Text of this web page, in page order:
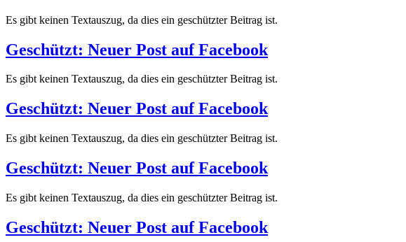
Es gibt keinen Textauszug, da dies ein geschützter Beitrag ist.
Geschützt: Neuer Post auf Facebook
Es gibt keinen Textauszug, da dies ein geschützter Beitrag ist.
Geschützt: Neuer Post auf Facebook
Es gibt keinen Textauszug, da dies ein geschützter Beitrag ist.
Geschützt: Neuer Post auf Facebook
Es gibt keinen Textauszug, da dies ein geschützter Beitrag ist.
Geschützt: Neuer Post auf Facebook